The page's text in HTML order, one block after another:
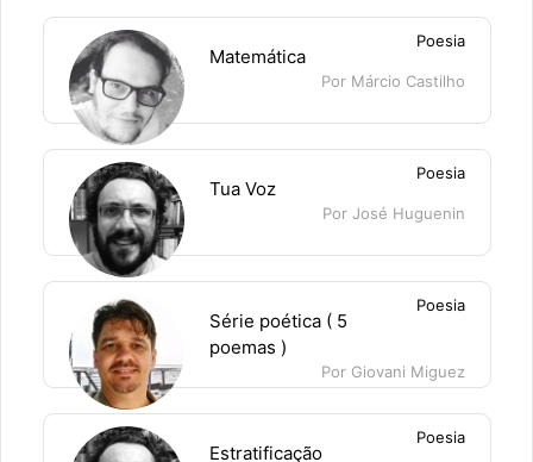
Poesia
Matemática
Por Márcio Castilho
Poesia
Tua Voz
Por José Huguenin
Poesia
Série poética ( 5
poemas )
Por Giovani Miguez
Poesia
Estratificação